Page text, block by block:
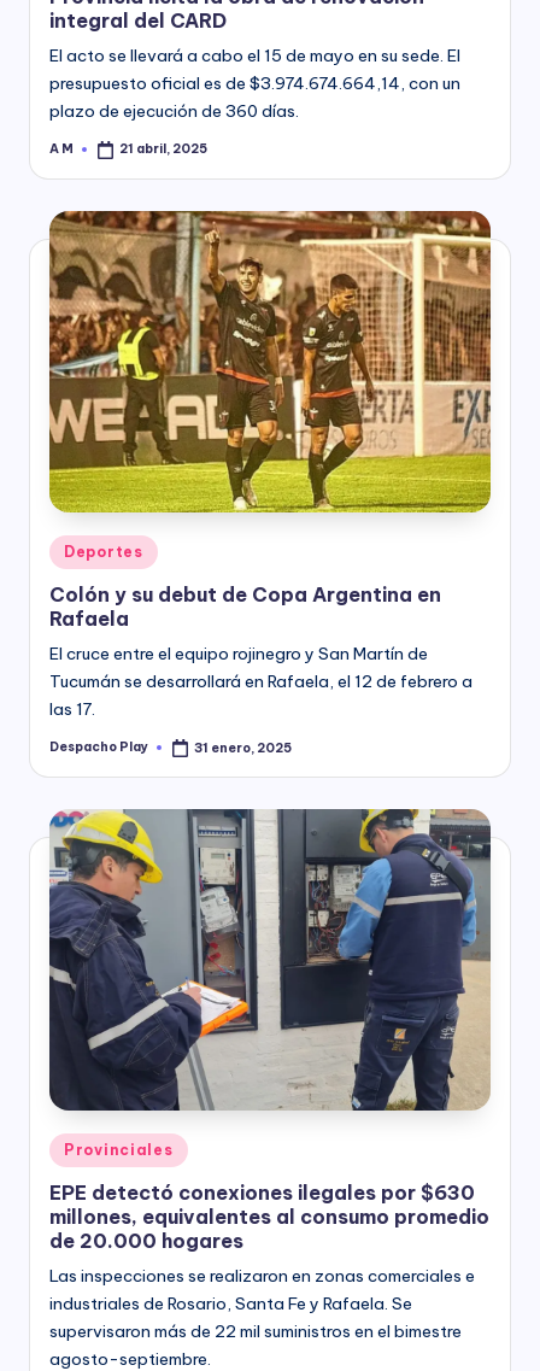
integral del CARD
El acto se llevará a cabo el 15 de mayo en su sede. El
presupuesto oficial es de $3.974.674.664,14, con un
plazo de ejecución de 360 días.
Posted
A M 21 abril, 2025
Posted
in
Deportes
Colón y su debut de Copa Argentina en
Rafaela
El cruce entre el equipo rojinegro y San Martín de
Tucumán se desarrollará en Rafaela, el 12 de febrero a
las 17.
Posted
Despacho Play 31 enero, 2025
Posted
Provinciales
EPE detectó conexiones ilegales por $630
millones, equivalentes al consumo promedio
de 20.000 hogares
Las inspecciones se realizaron en zonas comerciales e
industriales de Rosario, Santa Fe y Rafaela. Se
supervisaron más de 22 mil suministros en el bimestre
agosto-septiembre.